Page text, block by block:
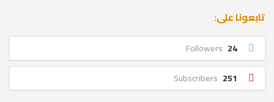
تابعونا على:
24
Followers
251
Subscribers